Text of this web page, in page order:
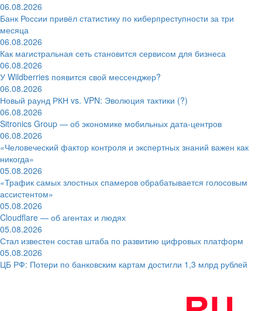
06.08.2026
Банк России привёл статистику по киберпреступности за три
месяца
06.08.2026
Как магистральная сеть становится сервисом для бизнеса
06.08.2026
У Wildberries появится свой мессенджер?
06.08.2026
Новый раунд РКН vs. VPN: Эволюция тактики (?)
06.08.2026
Sitronics Group — об экономике мобильных дата-центров
06.08.2026
«Человеческий фактор контроля и экспертных знаний важен как
никогда»
05.08.2026
«Трафик самых злостных спамеров обрабатывается голосовым
ассистентом»
05.08.2026
Cloudflare — об агентах и людях
05.08.2026
Стал известен состав штаба по развитию цифровых платформ
05.08.2026
ЦБ РФ: Потери по банковским картам достигли 1,3 млрд рублей